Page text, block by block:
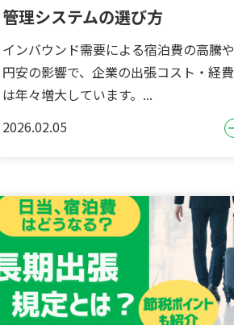
管理システムの選び方
インバウンド需要による宿泊費の高騰や
円安の影響で、企業の出張コスト・経費
は年々増大しています。...
2026.02.05